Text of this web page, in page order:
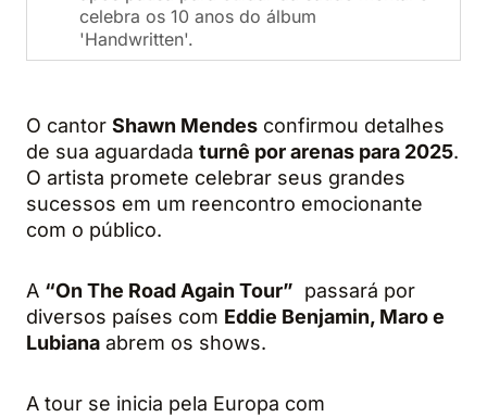
celebra os 10 anos do álbum
'Handwritten'.
O cantor Shawn Mendes confirmou detalhes
de sua aguardada turnê por arenas para 2025.
O artista promete celebrar seus grandes
sucessos em um reencontro emocionante
com o público.
A “On The Road Again Tour” passará por
diversos países com Eddie Benjamin, Maro e
Lubiana abrem os shows.
A tour se inicia pela Europa com